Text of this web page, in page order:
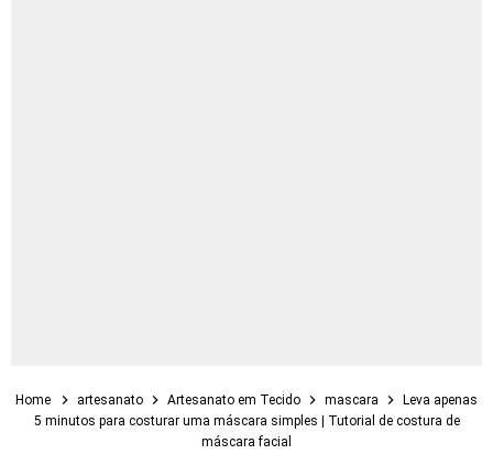
Home artesanato Artesanato em Tecido mascara
Leva apenas
5 minutos para costurar uma máscara simples | Tutorial de costura de
máscara facial